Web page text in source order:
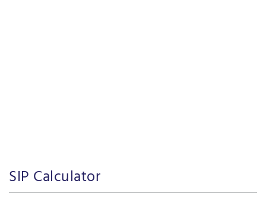
SIP Calculator